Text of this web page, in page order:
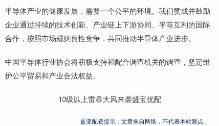
半导体产业的健康发展，需要一个公平的环境。我们赞成并鼓励
企业通过持续的技术创新、产业链上下游协同、平等互利的国际
合作，按照市场规则良性竞争，共同推动半导体产业进步。
中国半导体行业协会将积极支持和配合调查机关的调查，坚定维
护公平贸易和产业合法权益。
10级以上雷暴大风来袭盛宝优配
盈亚配资提示：文章来自网络，不代表本站观点。